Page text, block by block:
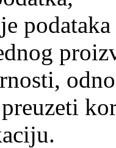
preuzeti